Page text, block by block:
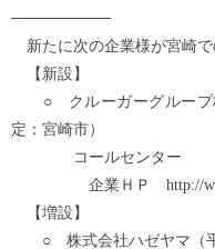
─────────
新たに次の企業様が宮崎で
【新設】
○ クルーガーグループ株
定：宮崎市）
コールセンター
企業ＨＰ http://
【増設】
○ 株式会社ハゼヤマ（平